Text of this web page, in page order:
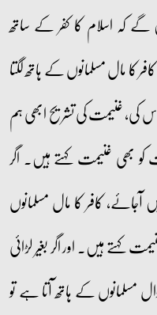
کہ اسلام کا کفر کے ساتھ
مال مسلمانوں کے ہاتھ لگتا
غنیمت کی تشریح ابھی ہم
بھی غنیمت کہتے ہیں۔ اگر
کافر کا مال مسلمانوں
کہتے ہیں۔ اور اگر بغیر لڑائی
مسلمانوں کے ہاتھ آتا ہے تو